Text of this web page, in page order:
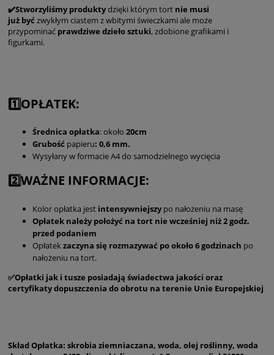
✔️Stworzyliśmy produktydzięki którym tort nie musi
już być zwykłym ciastem z wbitymi świeczkami ale może
przypominać prawdziwe dzieło sztuki, zdobione grafikami i
figurkami.
1️⃣OPŁATEK:
Średnica opłatka: około 20cm
Grubość papieru: 0,6 mm.
Wysyłany w formacie A4 do samodzielnego wycięcia
2️⃣WAŻNE INFORMACJE:
Kolor opłatka jest intensywniejszypo nałożeniu na masę
Opłatek należy położyć na tort nie wcześniej niż 2 godz.
przed podaniem
Opłatek zaczyna się rozmazywać po około 6 godzinach po
nałożeniu na tort.
✅Opłatki jak i tusze posiadają świadectwa jakości oraz
certyfikaty dopuszczenia do obrotu na terenie Unie Europejskiej
Skład Opłatka: skrobia ziemniaczana, woda, olej roślinny, woda